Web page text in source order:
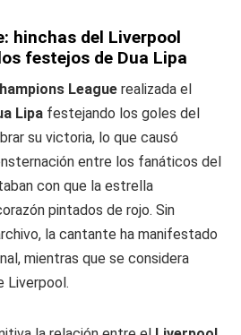
hinchas del Liverpool
festejos de Dua Lipa
League realizada el
Lipa festejando los goles del
su victoria, lo que causó
entre los fanáticos del
con que la estrella
pintados de rojo. Sin
la cantante ha manifestado
mientras que se considera
Liverpool.